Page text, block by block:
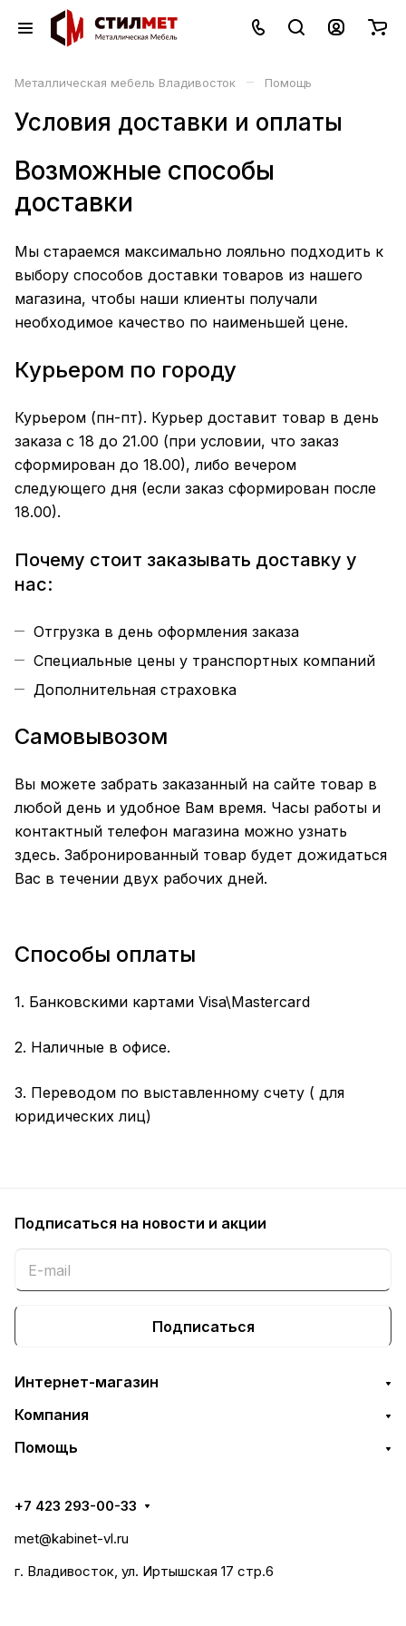
Металлическая мебель Владивосток – Помощь
Условия доставки и оплаты
Возможные способы
доставки
Мы стараемся максимально лояльно подходить к
выбору способов доставки товаров из нашего
магазина, чтобы наши клиенты получали
необходимое качество по наименьшей цене.
Курьером по городу
Курьером (пн-пт). Курьер доставит товар в день
заказа с 18 до 21.00 (при условии, что заказ
сформирован до 18.00), либо вечером
следующего дня (если заказ сформирован после
18.00).
Почему стоит заказывать доставку у
нас:
Отгрузка в день оформления заказа
Специальные цены у транспортных компаний
Дополнительная страховка
Самовывозом
Вы можете забрать заказанный на сайте товар в
любой день и удобное Вам время. Часы работы и
контактный телефон магазина можно узнать
здесь. Забронированный товар будет дожидаться
Вас в течении двух рабочих дней.
Способы оплаты
1. Банковскими картами Visa\Mastercard
2. Наличные в офисе.
3. Переводом по выставленному счету ( для
юридических лиц)
Подписаться на новости и акции
Подписаться
Интернет-магазин
Компания
Помощь
+7 423 293-00-33
met@kabinet-vl.ru
г. Владивосток, ул. Иртышская 17 стр.6